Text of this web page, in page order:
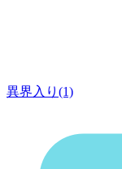
異界入り(1)